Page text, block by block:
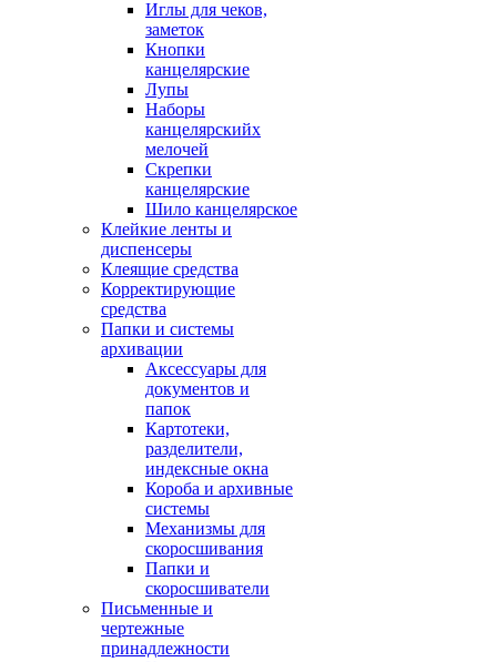
Иглы для чеков,
заметок
Кнопки
канцелярские
Лупы
Наборы
канцелярскийх
мелочей
Скрепки
канцелярские
Шило канцелярское
Клейкие ленты и
диспенсеры
Клеящие средства
Корректирующие
средства
Папки и системы
архивации
Аксессуары для
документов и
папок
Картотеки,
разделители,
индексные окна
Короба и архивные
системы
Механизмы для
скоросшивания
Папки и
скоросшиватели
Письменные и
чертежные
принадлежности